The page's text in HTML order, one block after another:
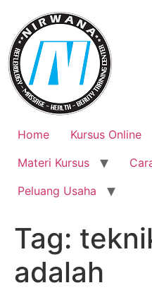
content
Home Kursus Online
Materi Kursus
Peluang Usaha
Tag:
adalah